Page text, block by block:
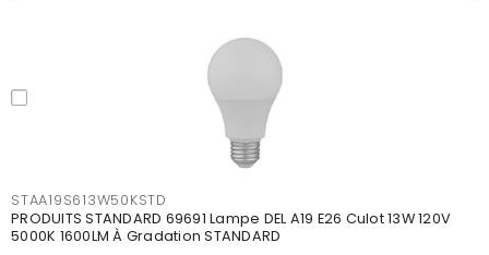
STAA19S613W50KSTD
PRODUITS STANDARD 69691 Lampe DEL A19 E26 Culot 13W 120V
5000K 1600LM À Gradation STANDARD